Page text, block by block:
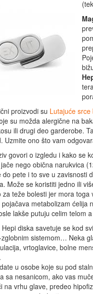
proizvodi su Lutajuće
su možda alergične na
ili drugi deo garderobe.
Uzmite ono što vam
govori o izgledu i kako se
nego obična narukvica
do pete i to sve u zavisnosti
Može se koristiti jedno ili
za teže bolesti jer mora
metabolizam ćelija
lakše putuju celim telom
Hepi diska savetuje se kod
sistemom… Neka
vrtoglavice, bolne
u osobe koje su pod
sa nesanicom, ako vas
na vrhu glave, predeo